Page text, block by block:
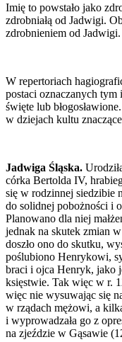
Imię to powstało jako
zdrobniałą od Jadwigi.
zdrobnieniem od Jadwigi.
W repertoriach
postaci oznaczanych tym
święte lub
w dziejach kultu
Jadwiga Śląska.
córka Bertolda IV,
się w rodzinnej siedzibie
do solidnej pobożności i
Planowano dla niej
jednak na skutek zmian
doszło ono do skutku,
poślubiono Henrykowi,
braci i ojca Henryk, jako
księstwie. Tak więc w r.
więc nie wysuwając się
w rządach mężowi, a
i wyprowadzała go z
na zjeździe w Gąsawie